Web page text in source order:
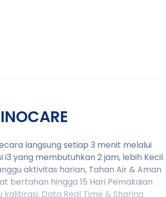
langsung setiap 3 menit melalui
yang membutuhkan 2 jam, lebih Kecil
aktivitas harian, Tahan Air & Aman
bertahan hingga 15 Hari Pemakaian
Data Real Time & Sharing